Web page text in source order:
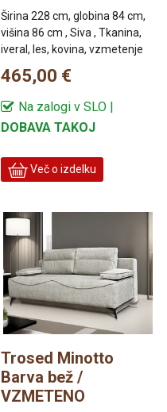
Širina 228 cm, globina 84 cm,
višina 86 cm , Siva , Tkanina,
iveral, les, kovina, vzmetenje
465,00 €
Na zalogi v SLO |
DOBAVA TAKOJ
Več o izdelku
Trosed Minotto
Barva bež /
VZMETENO